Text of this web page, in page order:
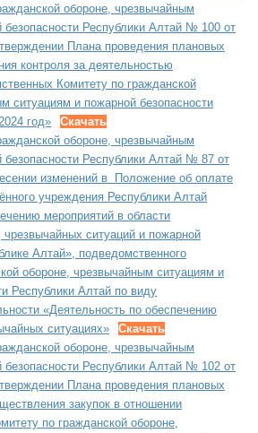
обороне, чрезвычайным
безопасности Республики Алтай № 100 от
Плана проведения плановых
контроля за деятельностью
Комитету по гражданской
ситуациям и пожарной безопасности
год»
Скачать
обороне, чрезвычайным
безопасности Республики Алтай № 87 от
изменений в Положение об оплате
учреждения Республики Алтай
мероприятий в области
чрезвычайных ситуаций и пожарной
Алтай», подведомственного
обороне, чрезвычайным ситуациям и
Республики Алтай по виду
«Деятельность по обеспечению
ситуациях»
Скачать
обороне, чрезвычайным
безопасности Республики Алтай № 102 от
Плана проведения плановых
закупок в отношении
по гражданской обороне,